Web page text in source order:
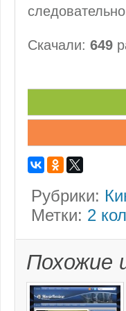
Скачали: 649
Рубрики:
Метки: 2
Похожие